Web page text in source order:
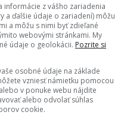
nehodu vlaku a
zlyhanie ľudského
po predošlých
predmetom
informácie z vášho zariadenia
a ďalšie údaje o zariadení) môžu
a môžu s nimi byť zdieľané
webovými stránkami. My
údaje o geolokácii. Pozrite si
osobné údaje na základe
vzniesť námietku pomocou
v ponuke webu nájdite
alebo odvolať súhlas
cookie.